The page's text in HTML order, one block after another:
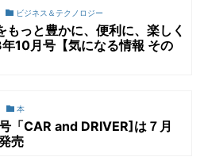
ビジネス＆テクノロジー
もっと豊かに、便利に、楽しく
10月号【気になる情報 その
本
「CAR and DRIVER]は７月
売